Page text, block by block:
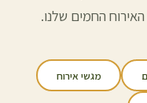
החמים שלנו.
מגשי אירוח